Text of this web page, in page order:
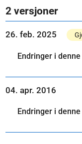
2 versjoner
26. feb. 2025
Endringer i
04. apr. 2016
Endringer i